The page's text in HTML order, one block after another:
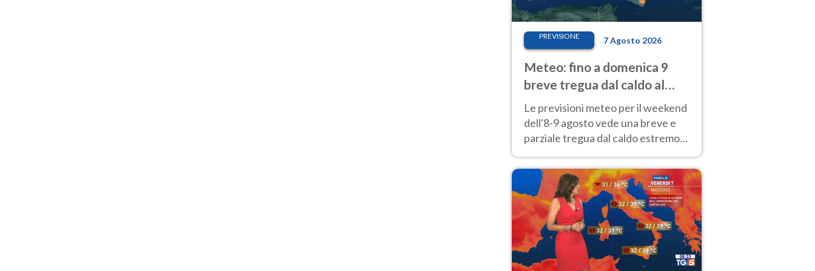
PREVISIONE 7 Agosto 2026
Meteo: fino a domenica 9
breve tregua dal caldo al
Nord! Altrove calura e afa
Le previsioni meteo per il weekend
dell'8-9 agosto vede una breve e
parziale tregua dal caldo estremo
40 gradi.